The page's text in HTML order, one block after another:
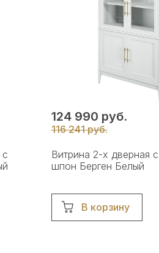
124 990 руб.
116 241 руб.
Витрина 2-х дверная
шпон Берген Белый
В корзину